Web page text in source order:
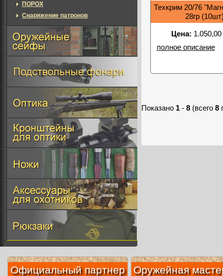
Техкрим 20/76
28гр
Цена:
полное описание
Показано 1 - 8 (всего 8
ПОРОХ
Снаряжение патронов
Официальный партнер Оружейная